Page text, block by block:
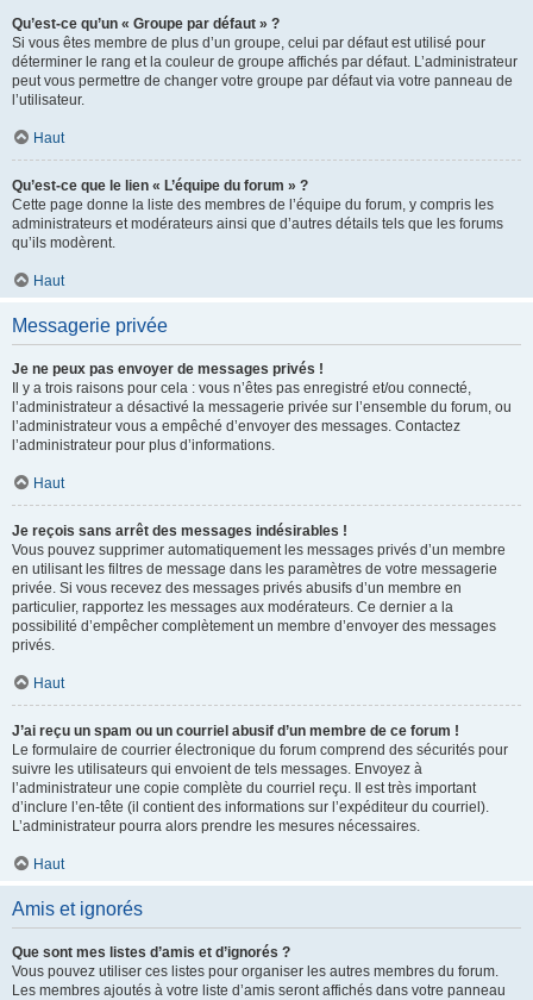
Qu’est-ce qu’un « Groupe par défaut » ?
Si vous êtes membre de plus d’un groupe, celui par défaut est utilisé pour
déterminer le rang et la couleur de groupe affichés par défaut. L’administrateur
peut vous permettre de changer votre groupe par défaut via votre panneau de
l’utilisateur.
Haut
Qu’est-ce que le lien « L’équipe du forum » ?
Cette page donne la liste des membres de l’équipe du forum, y compris les
administrateurs et modérateurs ainsi que d’autres détails tels que les forums
qu’ils modèrent.
Haut
Messagerie privée
Je ne peux pas envoyer de messages privés !
Il y a trois raisons pour cela : vous n’êtes pas enregistré et/ou connecté,
l’administrateur a désactivé la messagerie privée sur l’ensemble du forum, ou
l’administrateur vous a empêché d’envoyer des messages. Contactez
l’administrateur pour plus d’informations.
Haut
Je reçois sans arrêt des messages indésirables !
Vous pouvez supprimer automatiquement les messages privés d’un membre
en utilisant les filtres de message dans les paramètres de votre messagerie
privée. Si vous recevez des messages privés abusifs d’un membre en
particulier, rapportez les messages aux modérateurs. Ce dernier a la
possibilité d’empêcher complètement un membre d’envoyer des messages
privés.
Haut
J’ai reçu un spam ou un courriel abusif d’un membre de ce forum !
Le formulaire de courrier électronique du forum comprend des sécurités pour
suivre les utilisateurs qui envoient de tels messages. Envoyez à
l’administrateur une copie complète du courriel reçu. Il est très important
d’inclure l’en-tête (il contient des informations sur l’expéditeur du courriel).
L’administrateur pourra alors prendre les mesures nécessaires.
Haut
Amis et ignorés
Que sont mes listes d’amis et d’ignorés ?
Vous pouvez utiliser ces listes pour organiser les autres membres du forum.
Les membres ajoutés à votre liste d’amis seront affichés dans votre panneau